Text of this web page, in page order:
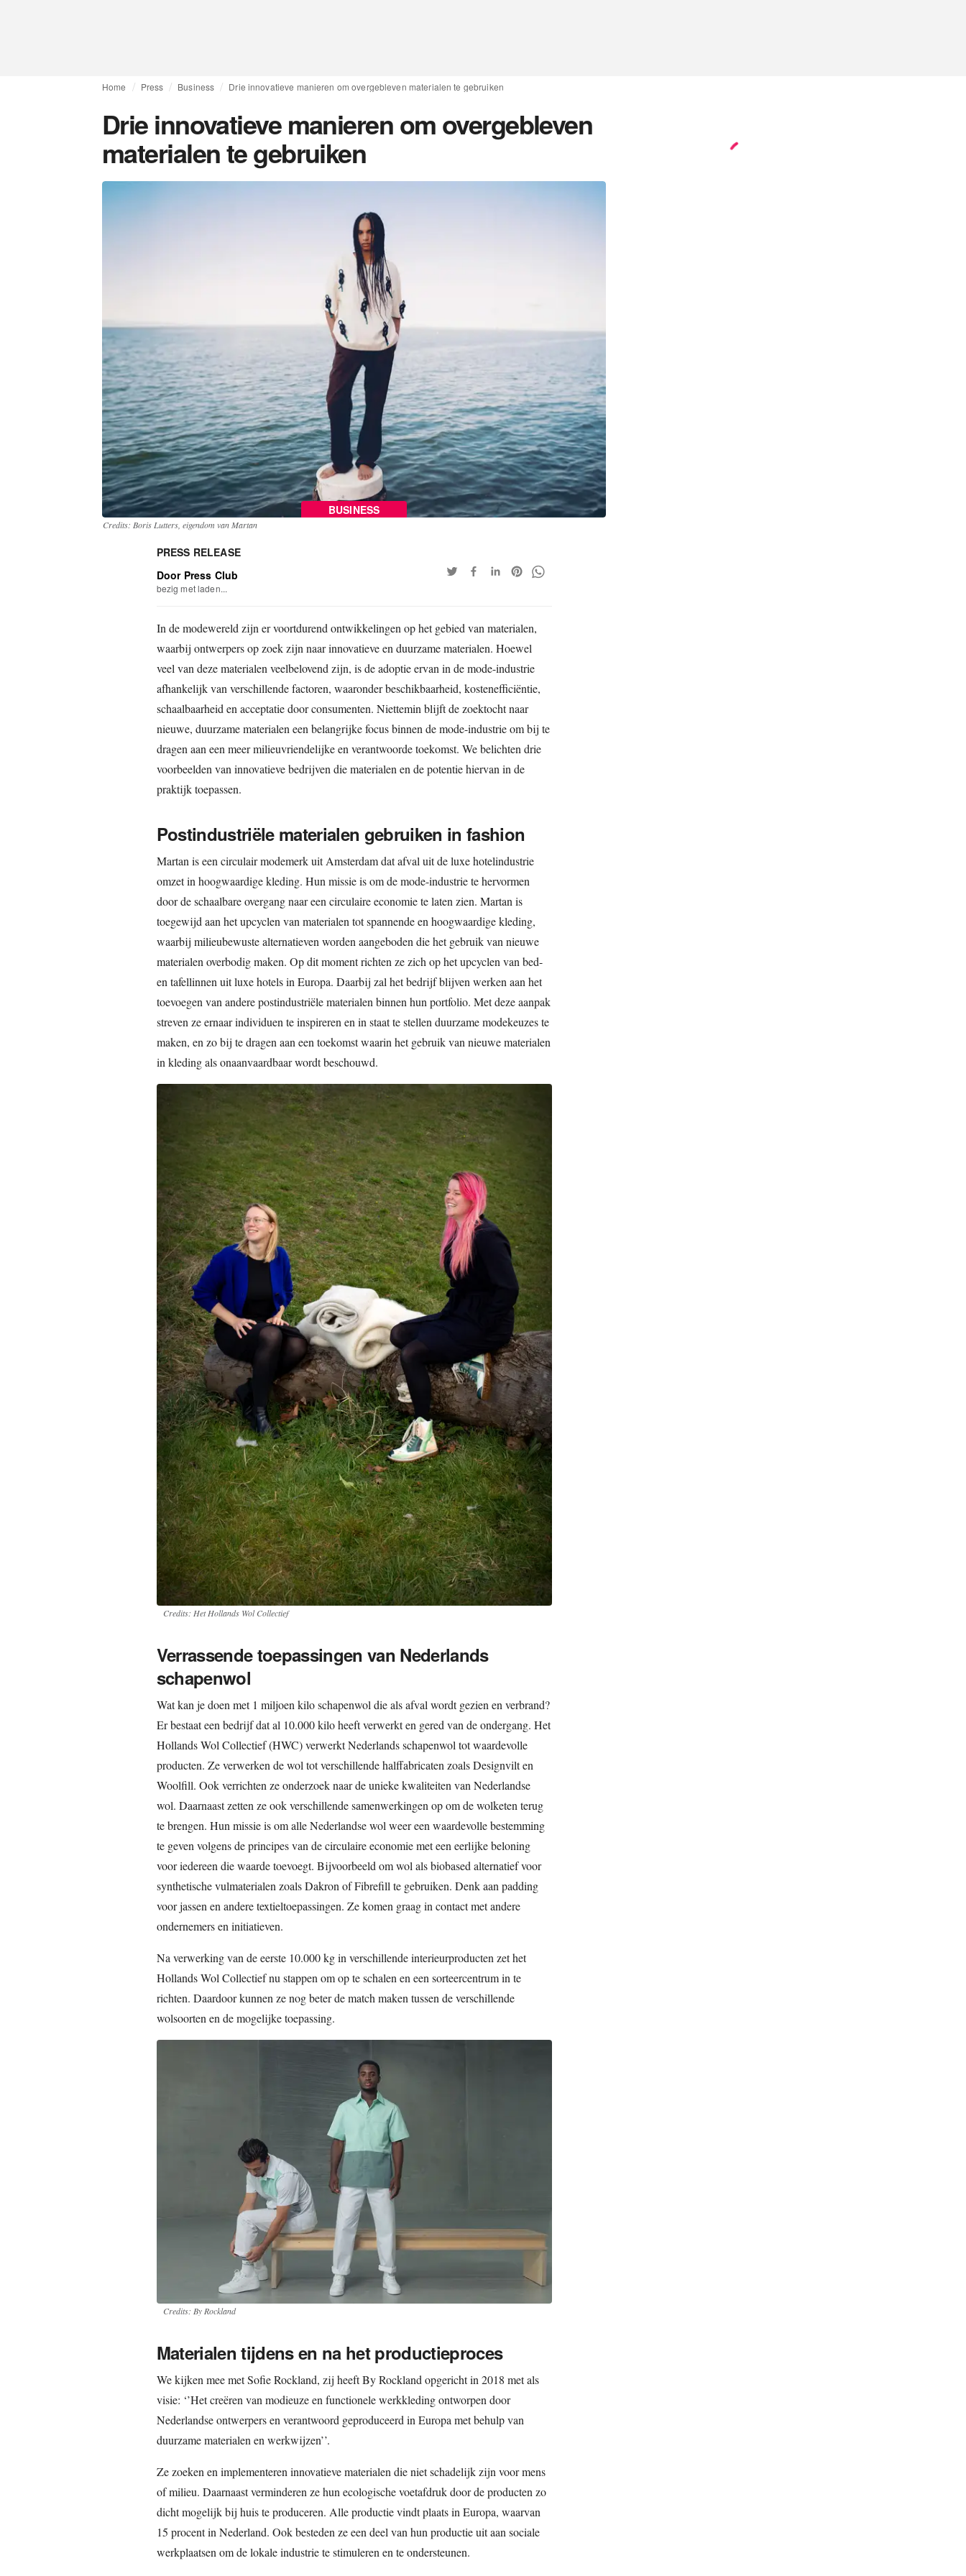
Home Press Business Drie innovatieve manieren om overgebleven materialen te gebruiken
Drie innovatieve manieren om overgebleven
materialen te gebruiken
BUSINESS
Credits: Boris Lutters, eigendom van Martan
PRESS RELEASE
Door Press Club
bezig met laden...
In de modewereld zijn er voortdurend ontwikkelingen op het gebied van materialen,
waarbij ontwerpers op zoek zijn naar innovatieve en duurzame materialen. Hoewel
veel van deze materialen veelbelovend zijn, is de adoptie ervan in de mode-industrie
afhankelijk van verschillende factoren, waaronder beschikbaarheid, kostenefficiëntie,
schaalbaarheid en acceptatie door consumenten. Niettemin blijft de zoektocht naar
nieuwe, duurzame materialen een belangrijke focus binnen de mode-industrie om bij te
dragen aan een meer milieuvriendelijke en verantwoorde toekomst. We belichten drie
voorbeelden van innovatieve bedrijven die materialen en de potentie hiervan in de
praktijk toepassen.
Postindustriële materialen gebruiken in fashion
Martan is een circulair modemerk uit Amsterdam dat afval uit de luxe hotelindustrie
omzet in hoogwaardige kleding. Hun missie is om de mode-industrie te hervormen
door de schaalbare overgang naar een circulaire economie te laten zien. Martan is
toegewijd aan het upcyclen van materialen tot spannende en hoogwaardige kleding,
waarbij milieubewuste alternatieven worden aangeboden die het gebruik van nieuwe
materialen overbodig maken. Op dit moment richten ze zich op het upcyclen van bed-
en tafellinnen uit luxe hotels in Europa. Daarbij zal het bedrijf blijven werken aan het
toevoegen van andere postindustriële materialen binnen hun portfolio. Met deze aanpak
streven ze ernaar individuen te inspireren en in staat te stellen duurzame modekeuzes te
maken, en zo bij te dragen aan een toekomst waarin het gebruik van nieuwe materialen
in kleding als onaanvaardbaar wordt beschouwd.
Credits: Het Hollands Wol Collectief
Verrassende toepassingen van Nederlands
schapenwol
Wat kan je doen met 1 miljoen kilo schapenwol die als afval wordt gezien en verbrand?
Er bestaat een bedrijf dat al 10.000 kilo heeft verwerkt en gered van de ondergang. Het
Hollands Wol Collectief (HWC) verwerkt Nederlands schapenwol tot waardevolle
producten. Ze verwerken de wol tot verschillende halffabricaten zoals Designvilt en
Woolfill. Ook verrichten ze onderzoek naar de unieke kwaliteiten van Nederlandse
wol. Daarnaast zetten ze ook verschillende samenwerkingen op om de wolketen terug
te brengen. Hun missie is om alle Nederlandse wol weer een waardevolle bestemming
te geven volgens de principes van de circulaire economie met een eerlijke beloning
voor iedereen die waarde toevoegt. Bijvoorbeeld om wol als biobased alternatief voor
synthetische vulmaterialen zoals Dakron of Fibrefill te gebruiken. Denk aan padding
voor jassen en andere textieltoepassingen. Ze komen graag in contact met andere
ondernemers en initiatieven.
Na verwerking van de eerste 10.000 kg in verschillende interieurproducten zet het
Hollands Wol Collectief nu stappen om op te schalen en een sorteercentrum in te
richten. Daardoor kunnen ze nog beter de match maken tussen de verschillende
wolsoorten en de mogelijke toepassing.
Credits: By Rockland
Materialen tijdens en na het productieproces
We kijken mee met Sofie Rockland, zij heeft By Rockland opgericht in 2018 met als
visie: ‘’Het creëren van modieuze en functionele werkkleding ontworpen door
Nederlandse ontwerpers en verantwoord geproduceerd in Europa met behulp van
duurzame materialen en werkwijzen’’.
Ze zoeken en implementeren innovatieve materialen die niet schadelijk zijn voor mens
of milieu. Daarnaast verminderen ze hun ecologische voetafdruk door de producten zo
dicht mogelijk bij huis te produceren. Alle productie vindt plaats in Europa, waarvan
15 procent in Nederland. Ook besteden ze een deel van hun productie uit aan sociale
werkplaatsen om de lokale industrie te stimuleren en te ondersteunen.